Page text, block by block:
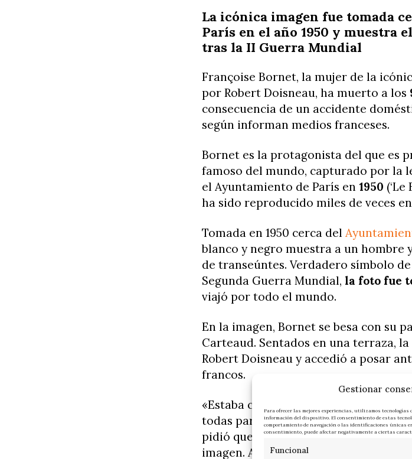
Gestionar
Para ofrecer las mejores experiencias, utilizamos tecnologías
información del dispositivo. El consentimiento de estas
comportamiento de navegación o las identificaciones únicas
consentimiento, puede afectar negativamente a ciertas
Funcional
La icónica imagen fue tomada
París en el año 1950 y muestra
tras la II Guerra Mundial
Françoise Bornet, la mujer de la
por Robert Doisneau, ha muerto a los
consecuencia de un accidente
según informan medios franceses.
Bornet es la protagonista del que es
famoso del mundo, capturado por la
el Ayuntamiento de París en 1950
ha sido reproducido miles de veces
Tomada en 1950 cerca del
blanco y negro muestra a un hombre
de transeúntes. Verdadero símbolo
Segunda Guerra Mundial, la foto fue
viajó por todo el mundo.
En la imagen, Bornet se besa con su
Carteaud. Sentados en una terraza,
Robert Doisneau y accedió a posar
francos.
«Estaba con mi amante. Seguimos
todas partes. Todo el tiempo. Robert
pidió que posáramos para él»,
imagen. Algún tiempo después, la